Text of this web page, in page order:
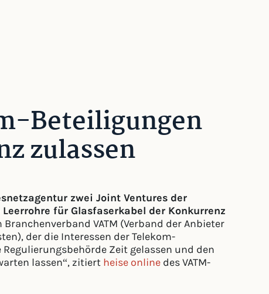
Beteiligungen
zulassen
zwei Joint Ventures der
für Glasfaserkabel der Konkurrenz
VATM (Verband der Anbieter
der die Interessen der Telekom-
Zeit gelassen und den
lassen“, zitiert heise online des VATM-